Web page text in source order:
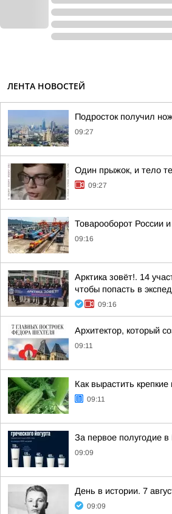
ЛЕНТА НОВОСТЕЙ
Подросток получил
09:27
Один прыжок, и тело
09:27
Товарооборот России
09:16
Арктика зовёт!. 14
чтобы попасть в
09:16
Архитектор, который
09:11
Как вырастить
09:11
За первое полугодие
09:09
День в истории. 7
09:09